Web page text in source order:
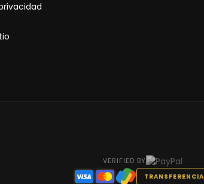
VERIFIED BY
TRANSFERENCIA